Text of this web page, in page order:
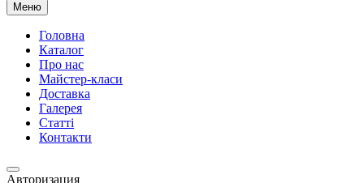
Меню
Головна
Каталог
Про нас
Майстер-класи
Доставка
Галерея
Статтi
Контакти
Авторизация